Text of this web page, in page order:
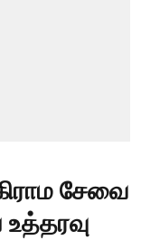
சேவை